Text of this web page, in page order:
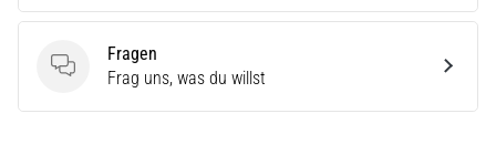
Fragen
Fragen
Frag uns, was du willst